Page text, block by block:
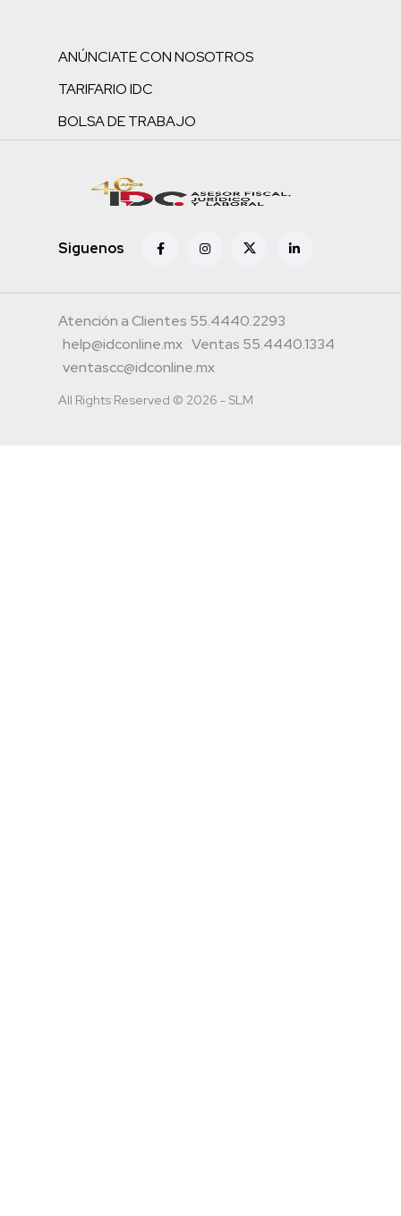
ANÚNCIATE CON NOSOTROS
TARIFARIO IDC
BOLSA DE TRABAJO
Siguenos
Atención a Clientes 55.4440.2293
help@idconline.mx Ventas 55.4440.1334
ventascc@idconline.mx
All Rights Reserved © 2026 - SLM